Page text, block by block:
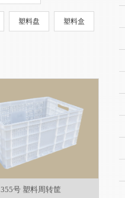
塑料盘 塑料盒
355号 塑料周转筐